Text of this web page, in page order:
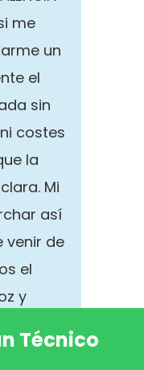
me
un
el
sin
costes
la
Mi
así
venir de
el
y
muy
laTécnico